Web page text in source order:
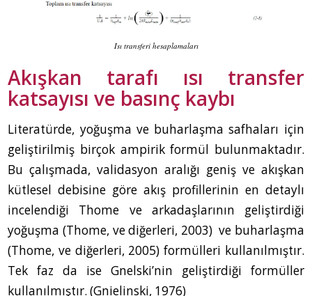
Isı transferi hesaplamaları
Akışkan tarafı ısı transfer
katsayısı ve basınç kaybı
Literatürde, yoğuşma ve buharlaşma safhaları için
geliştirilmiş birçok ampirik formül bulunmaktadır.
Bu çalışmada, validasyon aralığı geniş ve akışkan
kütlesel debisine göre akış profillerinin en detaylı
incelendiği Thome ve arkadaşlarının geliştirdiği
yoğuşma (Thome, ve diğerleri, 2003) ve buharlaşma
(Thome, ve diğerleri, 2005) formülleri kullanılmıştır.
Tek faz da ise Gnelski’nin geliştirdiği formüller
kullanılmıştır. (Gnielinski, 1976)